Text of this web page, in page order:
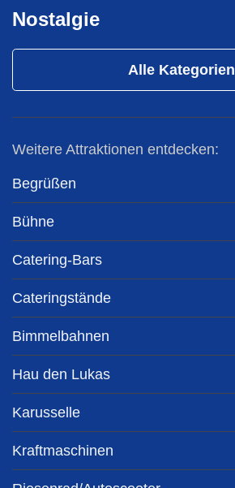
Nostalgie
Alle Kategorien
Weitere Attraktionen entdecken:
Begrüßen
Bühne
Catering-Bars
Cateringstände
Bimmelbahnen
Hau den Lukas
Karusselle
Kraftmaschinen